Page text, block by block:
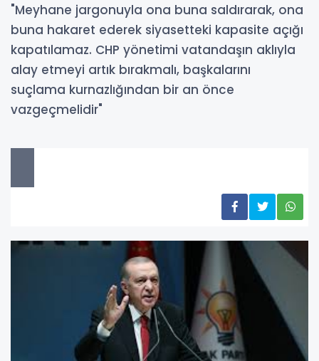
"Meyhane jargonuyla ona buna saldırarak, ona
buna hakaret ederek siyasetteki kapasite açığı
kapatılamaz. CHP yönetimi vatandaşın aklıyla
alay etmeyi artık bırakmalı, başkalarını
suçlama kurnazlığından bir an önce
vazgeçmelidir"